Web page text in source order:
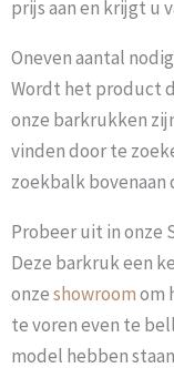
prijs aan en krijgt u
Oneven aantal
Wordt het product
onze barkrukken
vinden door te
zoekbalk bovenaan
Probeer uit in onze
Deze barkruk een
onzeshowroomom
te voren even te
model hebben